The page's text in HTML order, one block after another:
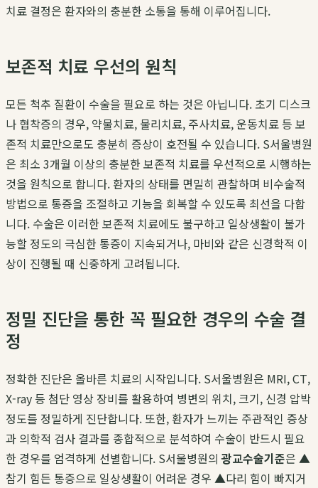
치료 결정은 환자와의 충분한 소통을 통해 이루어집니다.
보존적 치료 우선의 원칙
모든 척추 질환이 수술을 필요로 하는 것은 아닙니다. 초기 디스크
나 협착증의 경우, 약물치료, 물리치료, 주사치료, 운동치료 등 보
존적 치료만으로도 충분히 증상이 호전될 수 있습니다. S서울병원
은 최소 3개월 이상의 충분한 보존적 치료를 우선적으로 시행하는
것을 원칙으로 합니다. 환자의 상태를 면밀히 관찰하며 비수술적
방법으로 통증을 조절하고 기능을 회복할 수 있도록 최선을 다합
니다. 수술은 이러한 보존적 치료에도 불구하고 일상생활이 불가
능할 정도의 극심한 통증이 지속되거나, 마비와 같은 신경학적 이
상이 진행될 때 신중하게 고려됩니다.
정밀 진단을 통한 꼭 필요한 경우의 수술 결
정
정확한 진단은 올바른 치료의 시작입니다. S서울병원은 MRI, CT,
X-ray 등 첨단 영상 장비를 활용하여 병변의 위치, 크기, 신경 압박
정도를 정밀하게 진단합니다. 또한, 환자가 느끼는 주관적인 증상
과 의학적 검사 결과를 종합적으로 분석하여 수술이 반드시 필요
한 경우를 엄격하게 선별합니다. S서울병원의광교수술기준은 ▲
참기 힘든 통증으로 일상생활이 어려운 경우 ▲다리 힘이 빠지거